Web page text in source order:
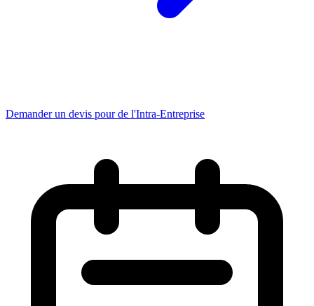
Demander un devis pour de l'Intra-Entreprise